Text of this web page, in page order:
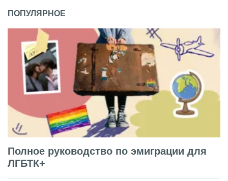
ПОПУЛЯРНОЕ
Полное руководство по эмиграции для
ЛГБТК+